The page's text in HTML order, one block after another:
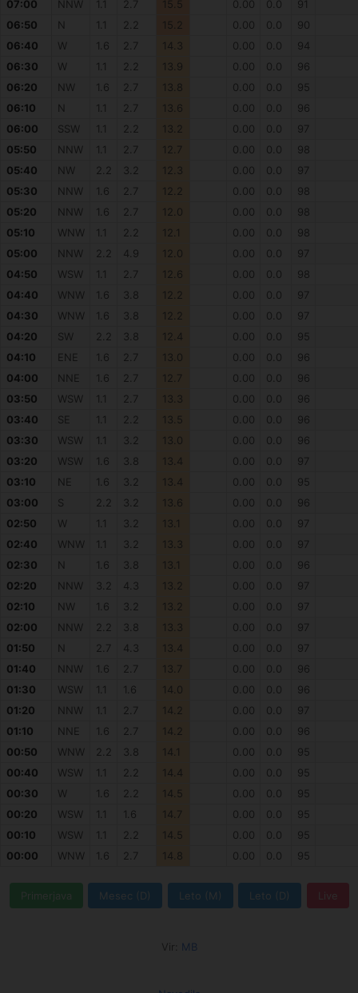
07:00
NNW 1.1 2.7 15.5 0.00 0.0
91
06:50
N 1.1 2.2 15.2 0.00 0.0
90
06:40
W 1.6 2.7 14.3 0.00 0.0
94
06:30
W 1.1 2.2 13.9 0.00 0.0
96
06:20
NW 1.6 2.7 13.8 0.00 0.0
95
06:10
N 1.1 2.7 13.6 0.00 0.0
96
06:00
SSW 1.1 2.2 13.2 0.00 0.0
97
05:50
NNW 1.1 2.7 12.7 0.00 0.0
98
05:40
NW 2.2 3.2 12.3 0.00 0.0
97
05:30
NNW 1.6 2.7 12.2 0.00 0.0
98
05:20
NNW 1.6 2.7 12.0 0.00 0.0
98
05:10
WNW 1.1 2.2 12.1 0.00 0.0
98
05:00
NNW 2.2 4.9 12.0 0.00 0.0
97
04:50
WSW 1.1 2.7 12.6 0.00 0.0
98
04:40
WNW 1.6 3.8 12.2 0.00 0.0
97
04:30
WNW 1.6 3.8 12.2 0.00 0.0
97
04:20
SW 2.2 3.8 12.4 0.00 0.0
95
04:10
ENE 1.6 2.7 13.0 0.00 0.0
96
04:00
NNE 1.6 2.7 12.7 0.00 0.0
96
03:50
WSW 1.1 2.7 13.3 0.00 0.0
96
03:40
SE 1.1 2.2 13.5 0.00 0.0
96
03:30
WSW 1.1 3.2 13.0 0.00 0.0
96
03:20
WSW 1.6 3.8 13.4 0.00 0.0
97
03:10
NE 1.6 3.2 13.4 0.00 0.0
95
03:00
S 2.2 3.2 13.6 0.00 0.0
96
02:50
W 1.1 3.2 13.1 0.00 0.0
97
02:40
WNW 1.1 3.2 13.3 0.00 0.0
97
02:30
N 1.6 3.8 13.1 0.00 0.0
96
02:20
NNW 3.2 4.3 13.2 0.00 0.0
97
02:10
NW 1.6 3.2 13.2 0.00 0.0
97
02:00
NNW 2.2 3.8 13.3 0.00 0.0
97
01:50
N 2.7 4.3 13.4 0.00 0.0
97
01:40
NNW 1.6 2.7 13.7 0.00 0.0
96
01:30
WSW 1.1 1.6 14.0 0.00 0.0
96
01:20
NNW 1.1 2.7 14.2 0.00 0.0
97
01:10
NNE 1.6 2.7 14.2 0.00 0.0
96
00:50
WNW 2.2 3.8 14.1 0.00 0.0
95
00:40
WSW 1.1 2.2 14.4 0.00 0.0
95
00:30
W 1.6 2.2 14.5 0.00 0.0
95
00:20
WSW 1.1 1.6 14.7 0.00 0.0
95
00:10
WSW 1.1 2.2 14.5 0.00 0.0
95
00:00
WNW 1.6 2.7 14.8 0.00 0.0 95
Primerjava Mesec (D) Leto (M) Leto (D) Live
Vir: MB